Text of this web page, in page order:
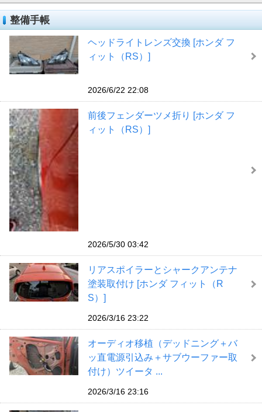
整備手帳
ヘッドライトレンズ交換 [ホンダ フ
ィット（RS）]
2026/6/22 22:08
前後フェンダーツメ折り [ホンダ フ
ィット（RS）]
2026/5/30 03:42
リアスポイラーとシャークアンテナ
塗装取付け [ホンダ フィット（R
S）]
2026/3/16 23:22
オーディオ移植（デッドニング＋バ
ッ直電源引込み＋サブウーファー取
付け）ツイータ ...
2026/3/16 23:16